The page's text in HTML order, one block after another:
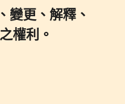
變更、解釋、
權利。